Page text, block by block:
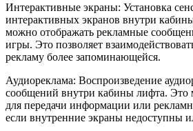
Интерактивные экраны: Установка
интерактивных экранов внутри
можно отображать рекламные
игры. Это позволяет
рекламу более запоминающейся.
Аудиореклама: Воспроизведение
сообщений внутри кабины лифта. Это
для передачи информации или
если внутренние экраны недоступны